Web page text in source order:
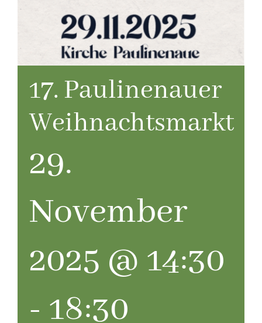
17. Paulinenauer
Weihnachtsmarkt
29.
November
2025 @ 14:30
- 18:30